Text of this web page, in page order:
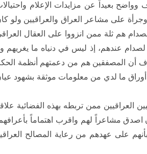
بعيداً عن مزايدات الإعلام
على مشاعر العراق والعراقيين ولو
هم ثلة ممن انزووا على العقال
عندهم، إذ ليس في دنياه ما يغريهم
أن المصفقين هم من دعمتهم أنظمة
ما لدي من معلومات موثقة بشهود
العراقيين ممن تربطه بهذه الفضائية
اصدق مشاعراً لهم واقرب اهتماماً
على عهدهم من رعاية المصالح